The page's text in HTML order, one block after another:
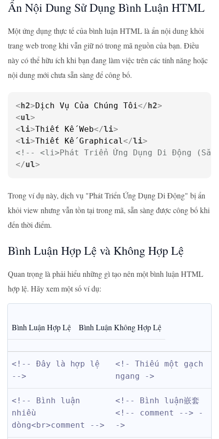
Ẩn Nội Dung Sử Dụng Bình Luận HTML
Một ứng dụng thực tế của bình luận HTML là ẩn nội dung khỏi
trang web trong khi vẫn giữ nó trong mã nguồn của bạn. Điều
này có thể hữu ích khi bạn đang làm việc trên các tính năng hoặc
nội dung mới chưa sẵn sàng để công bố.
<h2>Dịch Vụ Của Chúng Tôi</h2>
<ul>
<li>Thiết Kế Web</li>
<li>Thiết Kế Graphical</li>
<!-- <li>Phát Triển Ứng Dụng Di Động
</ul>
Trong ví dụ này, dịch vụ "Phát Triển Ứng Dụng Di Động" bị ẩn
khỏi view nhưng vẫn tồn tại trong mã, sẵn sàng được công bố khi
đến thời điểm.
Bình Luận Hợp Lệ và Không Hợp Lệ
Quan trọng là phải hiểu những gì tạo nên một bình luận HTML
hợp lệ. Hãy xem một số ví dụ:
Bình Luận Hợp Lệ Bình Luận Không Hợp Lệ
<!-- Đây là hợp lệ
-->
<!- Thiếu một gạch
ngang ->
<!-- Bình luận
nhiều
dòng<br>comment -->
<!-- Bình luận嵌套
<!-- comment --> -
->